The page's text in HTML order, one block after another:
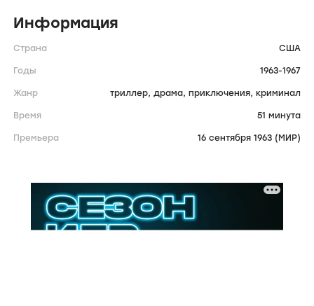
Информация
Страна США
Годы 1963-1967
Жанр триллер, драма, приключения, криминал
Время 51 минута
Премьера 16 сентября 1963 (МИР)